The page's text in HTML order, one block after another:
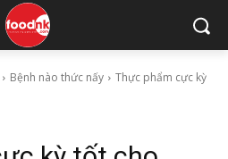
Bệnh nào thức nấy
Thực phẩm cực kỳ